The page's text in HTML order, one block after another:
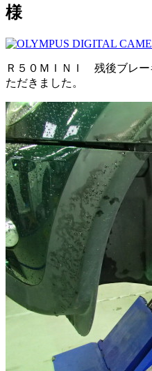
様
Ｒ５０ＭＩＮＩ 残後ブレー
ただきました。